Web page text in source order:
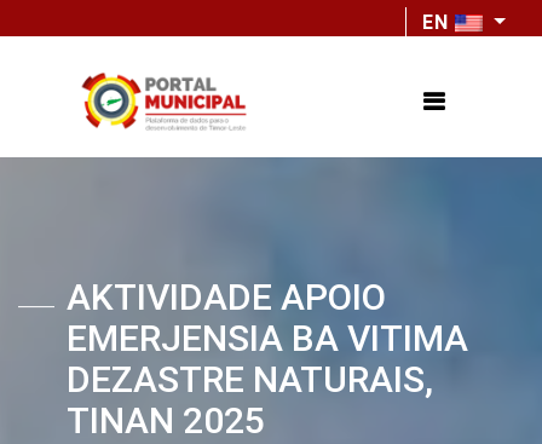
EN
AKTIVIDADE APOIO
EMERJENSIA BA VITIMA
DEZASTRE NATURAIS,
TINAN 2025